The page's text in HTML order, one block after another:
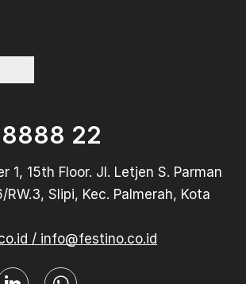
22
1, 15th Floor. Jl. Letjen S. Parman
RW.3, Slipi, Kec. Palmerah, Kota
/ info@festino.co.id